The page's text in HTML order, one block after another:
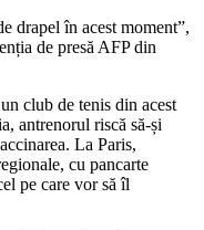
drapel în acest moment”,
de presă AFP din
club de tenis din acest
antrenorul riscă să-și
La Paris,
cu pancarte
pe care vor să îl